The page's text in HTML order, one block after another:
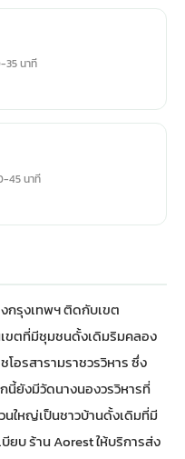
นาที
45 นาที
กรุงเทพฯ ติดกับเขต
ขตที่มีชุมชนดั้งเดิมริมคลอง
อรสารามราชวรวิหาร ซึ่ง
นี้ยังมีวัดนางนองวรวิหารที่
ใหญ่เป็นชาวบ้านดั้งเดิมที่มี
บ ร้าน Aorest ให้บริการส่ง